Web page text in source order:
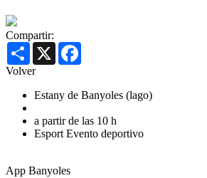
Compartir:
Share X
Volver
Estany de Banyoles (lago)
a partir de las 10 h
Esport Evento deportivo
App Banyoles